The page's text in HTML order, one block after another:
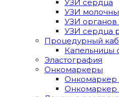
УЗИ сердца
УЗИ
УЗИ органов
УЗИ сердца
Процедурный
Капельницы
Эластография
Онкомаркеры
Онкомаркер
Онкомаркер